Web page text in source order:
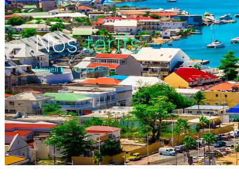
Nostarifs
Accueil Nos tarifs